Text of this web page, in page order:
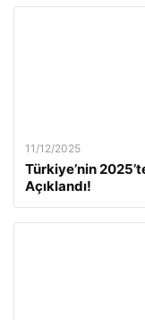
11/12/2025
Türkiye’nin
Açıklandı!